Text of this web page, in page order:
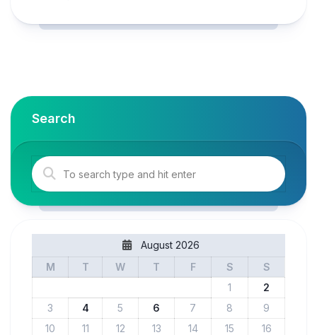
Search
August 2026
M
T W T F S
S
1
2
3
4 5 6 7 8
9
10
11 12 13 14 15
16